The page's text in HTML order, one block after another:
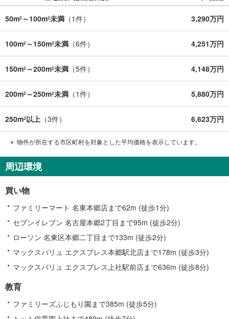
50m2 ～100m2未満 （1件） 3,290万円
100m2 ～150m2未満 （6件） 4,251万円
150m2 ～200m2未満 （5件） 4,148万円
200m2 ～250m2未満 （1件） 5,880万円
250m2以上 （3件） 6,623万円
物件が所在する市区町村を対象とした平均価格を表示しています。
周辺環境
買い物
ファミリーマート 名東本郷店まで62m (徒歩1分)
セブンイレブン 名古屋本郷2丁目まで95m (徒歩2分)
ローソン 名東区本郷二丁目まで133m (徒歩2分)
マックスバリュ エクスプレス本郷駅北店まで178m (徒歩3分)
マックスバリュ エクスプレス上社駅前店まで636m (徒歩8分)
教育
ファミリーズふじもり園まで385m (徒歩5分)